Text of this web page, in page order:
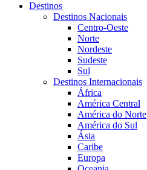
Destinos
Destinos Nacionais
Centro-Oeste
Norte
Nordeste
Sudeste
Sul
Destinos Internacionais
África
América Central
América do Norte
América do Sul
Ásia
Caribe
Europa